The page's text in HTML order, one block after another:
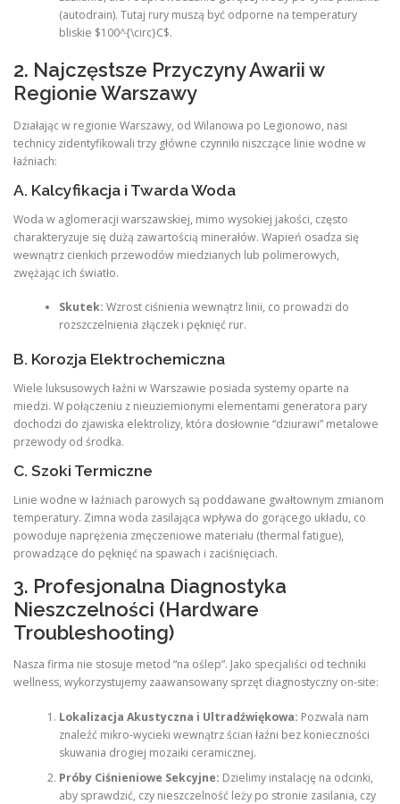
(autodrain). Tutaj rury muszą być odporne na temperatury
bliskie $100^{\circ}C$.
2. Najczęstsze Przyczyny Awarii w
Regionie Warszawy
Działając w regionie Warszawy, od Wilanowa po Legionowo, nasi
technicy zidentyfikowali trzy główne czynniki niszczące linie wodne w
łaźniach:
A. Kalcyfikacja i Twarda Woda
Woda w aglomeracji warszawskiej, mimo wysokiej jakości, często
charakteryzuje się dużą zawartością minerałów. Wapień osadza się
wewnątrz cienkich przewodów miedzianych lub polimerowych,
zwężając ich światło.
Skutek: Wzrost ciśnienia wewnątrz linii, co prowadzi do
rozszczelnienia złączek i pęknięć rur.
B. Korozja Elektrochemiczna
Wiele luksusowych łaźni w Warszawie posiada systemy oparte na
miedzi. W połączeniu z nieuziemionymi elementami generatora pary
dochodzi do zjawiska elektrolizy, która dosłownie “dziurawi” metalowe
przewody od środka.
C. Szoki Termiczne
Linie wodne w łaźniach parowych są poddawane gwałtownym zmianom
temperatury. Zimna woda zasilająca wpływa do gorącego układu, co
powoduje naprężenia zmęczeniowe materiału (thermal fatigue),
prowadzące do pęknięć na spawach i zaciśnięciach.
3. Profesjonalna Diagnostyka
Nieszczelności (Hardware
Troubleshooting)
Nasza firma nie stosuje metod “na oślep”. Jako specjaliści od techniki
wellness, wykorzystujemy zaawansowany sprzęt diagnostyczny on-site:
Lokalizacja Akustyczna i Ultradźwiękowa: Pozwala nam
znaleźć mikro-wycieki wewnątrz ścian łaźni bez konieczności
skuwania drogiej mozaiki ceramicznej.
Próby Ciśnieniowe Sekcyjne: Dzielimy instalację na odcinki,
aby sprawdzić, czy nieszczelność leży po stronie zasilania, czy